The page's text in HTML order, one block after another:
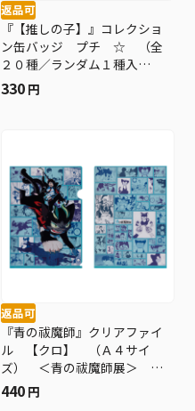
返品可
『【推しの子】』コレクショ
ン缶バッジ プチ ☆ （全
２０種／ランダム１種入
り） ＢＤ３
330 円
返品可
『青の祓魔師』クリアファイ
ル 【クロ】 （Ａ４サイ
ズ） ＜青の祓魔師展＞ Ｂ
Ｅ１
440 円